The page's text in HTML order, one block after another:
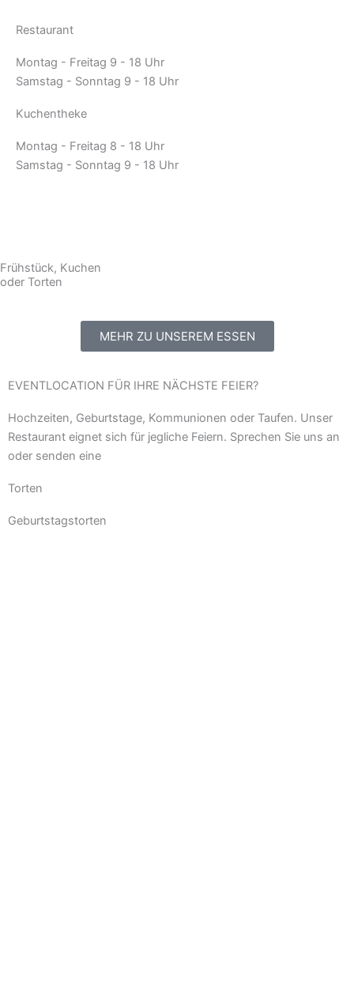
Restaurant
Montag - Freitag 9 - 18 Uhr
Samstag - Sonntag 9 - 18 Uhr
Kuchentheke
Montag - Freitag 8 - 18 Uhr
Samstag - Sonntag 9 - 18 Uhr
Frühstück, Kuchen
oder Torten
MEHR ZU UNSEREM ESSEN
EVENTLOCATION FÜR IHRE NÄCHSTE FEIER?
Hochzeiten, Geburtstage, Kommunionen oder Taufen. Unser
Restaurant eignet sich für jegliche Feiern. Sprechen Sie uns an
oder senden eine
Torten
Geburtstagstorten